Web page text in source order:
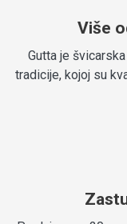
Više
Gutta je
tradicije, kojoj su